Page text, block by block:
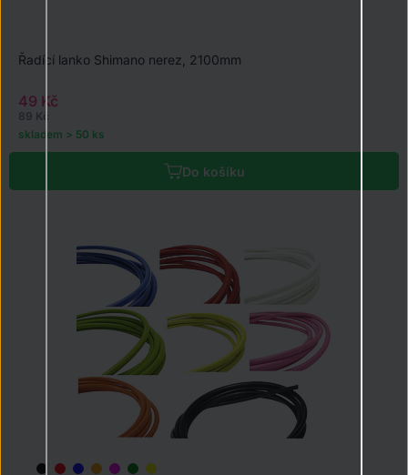
Do košíku
Řadící lanko Shimano nerez, 2100mm
49 Kč
89 Kč
skladem > 50 ks